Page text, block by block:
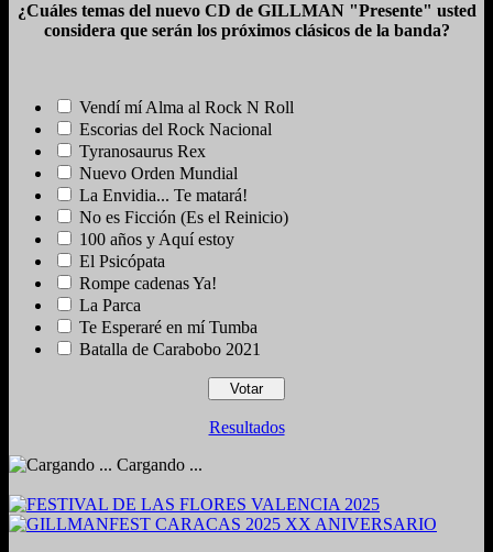
¿Cuáles temas del nuevo CD de GILLMAN "Presente" usted
considera que serán los próximos clásicos de la banda?
Vendí mí Alma al Rock N Roll
Escorias del Rock Nacional
Tyranosaurus Rex
Nuevo Orden Mundial
La Envidia... Te matará!
No es Ficción (Es el Reinicio)
100 años y Aquí estoy
El Psicópata
Rompe cadenas Ya!
La Parca
Te Esperaré en mí Tumba
Batalla de Carabobo 2021
Resultados
Cargando ...